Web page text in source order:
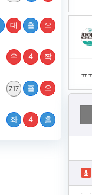
대 홀 오
우 4 짝
717 홀 오
좌 4 홀
ㅠ